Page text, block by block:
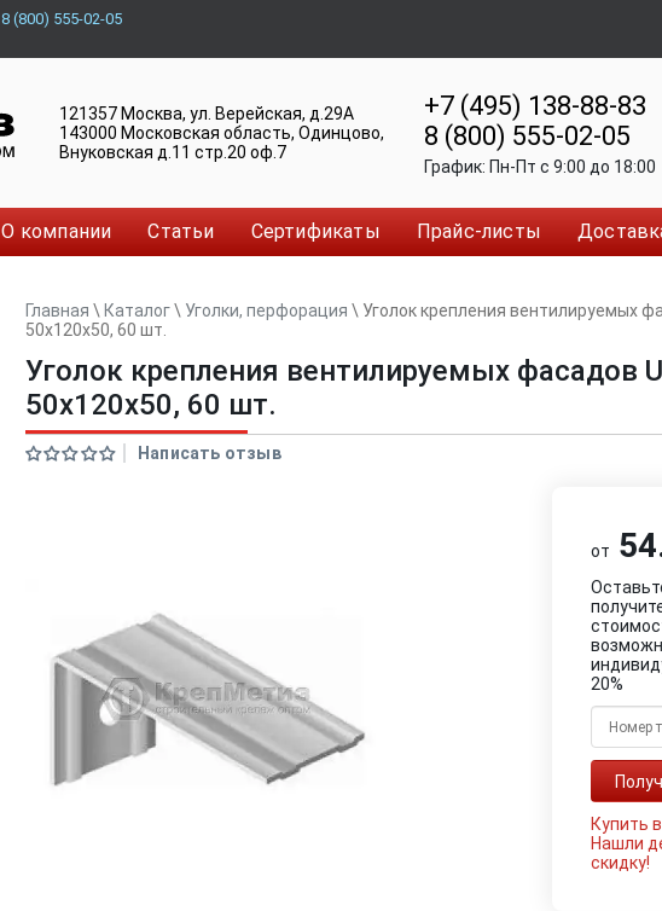
8 (800) 555-02-05
121357 Москва, ул. Верейская, д.29А
143000 Московская область, Одинцово,
Внуковская д.11 стр.20 оф.7
+7 (495) 138-88-83
8 (800) 555-02-05
График: Пн-Пт c 9:00 до 18:00
О компании Статьи Сертификаты Прайс-листы
Главная \ Каталог\ Уголки, перфорация \ Уголок крепления вентилируемых
50х120х50, 60 шт.
Уголок крепления вентилируемых фасадов
50х120х50, 60 шт.
Написать отзыв
от
20%
Купить
Нашли
скидку!